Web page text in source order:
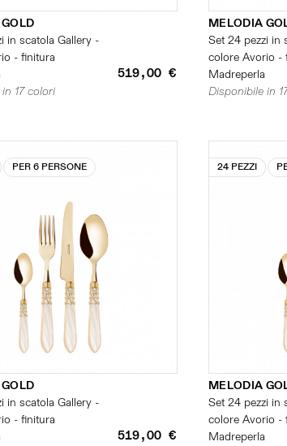
in scatola Gallery -
- finitura
519,00 €
17 colori
MELODIA
Set 24 pezzi in
colore Avorio -
Madreperla
Disponibile in
PER 6 PERSONE
in scatola Gallery -
- finitura
519,00 €
24 PEZZI
MELODIA
Set 24 pezzi in
colore Avorio -
Madreperla